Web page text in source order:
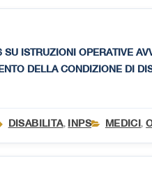
ISTRUZIONI OPERATIVE
DELLA CONDIZIONE DI
DISABILITA, INPS MEDICI,